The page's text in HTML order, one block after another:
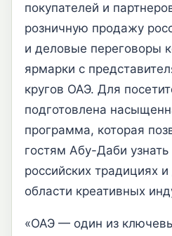
покупателей и
розничную продажу
и деловые переговоры
ярмарки с
кругов ОАЭ. Для
подготовлена
программа, которая
гостям Абу-Даби
российских традициях
области креативных
«ОАЭ — один из